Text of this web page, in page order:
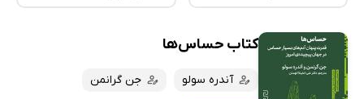
داغ‌ترین‌ها
همه کتاب‌ها
کتاب‌های صوتی
کتاب حساس‌ها
آندره سولو
جن گرانمن